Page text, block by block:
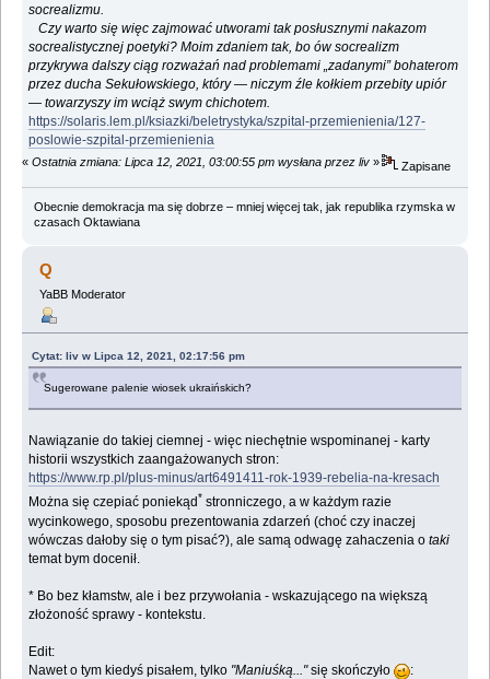
socrealizmu.
Czy warto się więc zajmować utworami tak posłusznymi nakazom
socrealistycznej poetyki? Moim zdaniem tak, bo ów socrealizm
przykrywa dalszy ciąg rozważań nad problemami „zadanymi” bohaterom
przez ducha Sekułowskiego, który — niczym źle kołkiem przebity upiór
— towarzyszy im wciąż swym chichotem.
https://solaris.lem.pl/ksiazki/beletrystyka/szpital-przemienienia/127-
poslowie-szpital-przemienienia
« Ostatnia zmiana: Lipca 12, 2021, 03:00:55 pm wysłana przez liv » Zapisane
Obecnie demokracja ma się dobrze – mniej więcej tak, jak republika rzymska w
czasach Oktawiana
Q
YaBB Moderator
Cytat: liv w Lipca 12, 2021, 02:17:56 pm
Sugerowane palenie wiosek ukraińskich?
Nawiązanie do takiej ciemnej - więc niechętnie wspominanej - karty
historii wszystkich zaangażowanych stron:
https://www.rp.pl/plus-minus/art6491411-rok-1939-rebelia-na-kresach
Można się czepiać poniekąd* stronniczego, a w każdym razie
wycinkowego, sposobu prezentowania zdarzeń (choć czy inaczej
wówczas dałoby się o tym pisać?), ale samą odwagę zahaczenia otaki
temat bym docenił.
* Bo bez kłamstw, ale i bez przywołania - wskazującego na większą
złożoność sprawy - kontekstu.
Edit:
Nawet o tym kiedyś pisałem, tylko "Maniuśką..."się skończyło
: